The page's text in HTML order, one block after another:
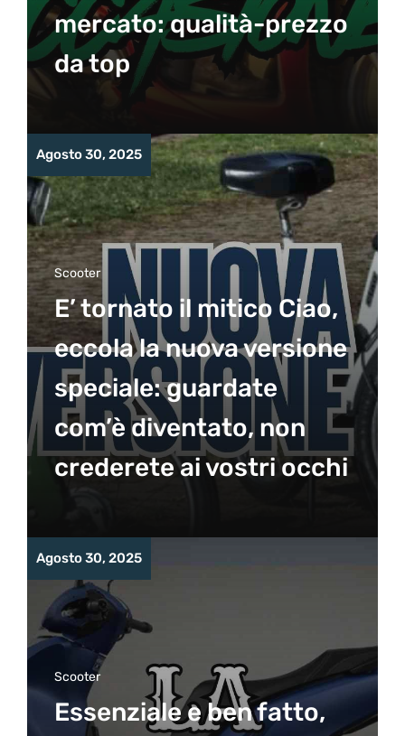
mercato: qualità-prezzo
da top
Agosto 30, 2025
Scooter
E’ tornato il mitico Ciao,
eccola la nuova versione
speciale: guardate
com’è diventato, non
crederete ai vostri occhi
Agosto 30, 2025
Scooter
Essenziale e ben fatto,